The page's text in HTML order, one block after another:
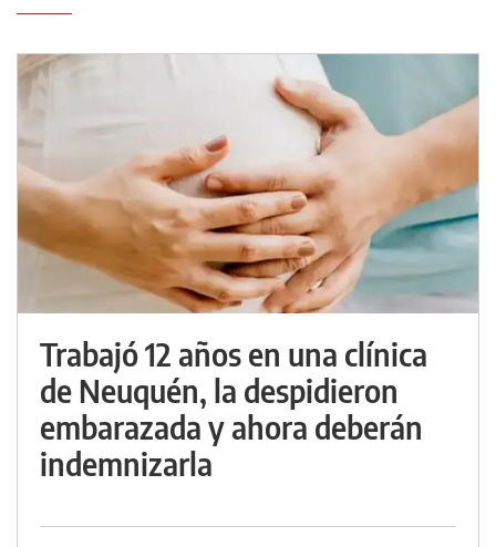
Trabajó 12 años en una clínica
de Neuquén, la despidieron
embarazada y ahora deberán
indemnizarla